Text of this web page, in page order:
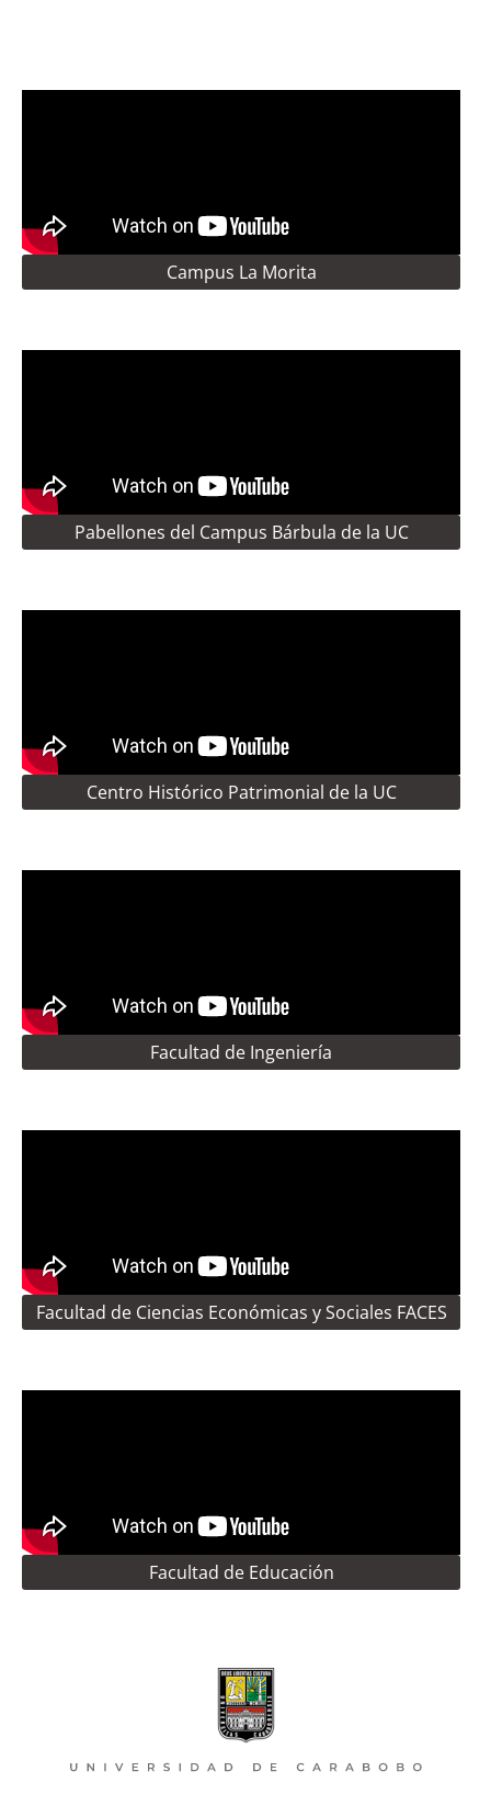
Campus La Morita
Pabellones del Campus Bárbula de la UC
Centro Histórico Patrimonial de la UC
Facultad de Ingeniería
Facultad de Ciencias Económicas y Sociales FACES
Facultad de Educación